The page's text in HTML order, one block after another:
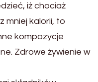
iż chociaż
mniej kalorii, to
kompozycje
Zdrowe żywienie w